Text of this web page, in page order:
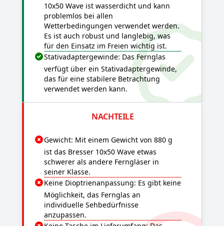
10x50 Wave ist wasserdicht und kann
problemlos bei allen
Wetterbedingungen verwendet werden.
Es ist auch robust und langlebig, was
für den Einsatz im Freien wichtig ist.
Stativadaptergewinde: Das Fernglas
verfügt über ein Stativadaptergewinde,
das für eine stabilere Betrachtung
verwendet werden kann.
NACHTEILE
Gewicht: Mit einem Gewicht von 880 g
ist das Bresser 10x50 Wave etwas
schwerer als andere Ferngläser in
seiner Klasse.
Keine Dioptrienanpassung: Es gibt keine
Möglichkeit, das Fernglas an
individuelle Sehbedürfnisse
anzupassen.